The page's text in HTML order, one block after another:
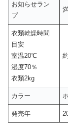
お知らせラン
プ
衣類乾燥時間
目安
室温20℃
湿度70％
衣類2kg
カラー
発売年